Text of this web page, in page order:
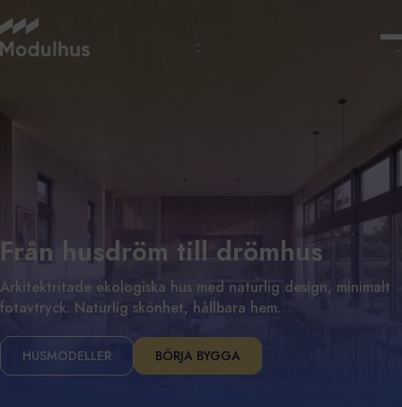
Från husdröm till drömhus
Arkitektritade ekologiska hus med naturlig design, minimalt
fotavtryck. Naturlig skönhet, hållbara hem.
HUSMODELLER BÖRJA BYGGA